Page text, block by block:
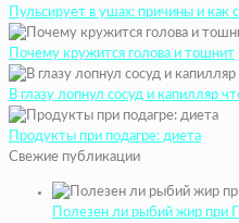
Пульсирует в ушах: причины и как
Почему кружится голова и тошнит
В глазу лопнул сосуд и капилляр
Продукты при подагре: диета
Свежие публикации
Полезен ли рыбий жир при